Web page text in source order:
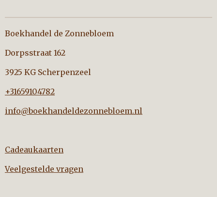
Boekhandel de Zonnebloem
Dorpsstraat 162
3925 KG Scherpenzeel
+31659104782
info@boekhandeldezonnebloem.nl
Cadeaukaarten
Veelgestelde vragen